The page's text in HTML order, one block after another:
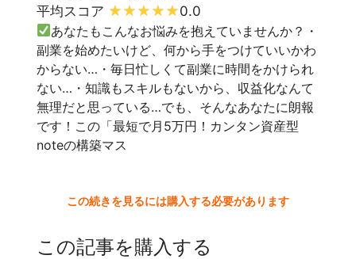
平均スコア
0.0
あなたもこんなお悩みを抱えていませんか？・
副業を始めたいけど、何から手をつけていいかわ
からない…・毎日忙しくて副業に時間をかけられ
ない…・知識もスキルもないから、収益化なんて
無理だと思っている…でも、そんなあなたに朗報
です！この「最短で月5万円！カンタン資産型
noteの構築マス
この続きを見るには購入する必要があります
この記事を購入する